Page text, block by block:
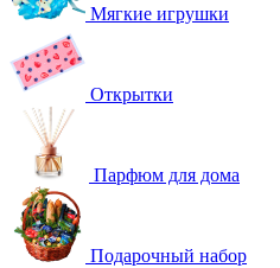
Мягкие игрушки
Открытки
Парфюм для дома
Подарочный набор